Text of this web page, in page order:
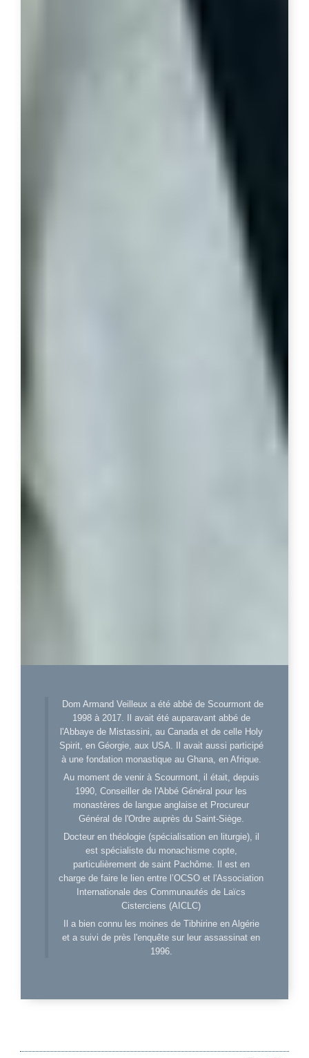
Dom Armand Veilleux a été abbé de Scourmont de
1998 à 2017. Il avait été auparavant abbé de
l'Abbaye de Mistassini, au Canada et de celle Holy
Spirit, en Géorgie, aux USA. Il avait aussi participé
à une fondation monastique au Ghana, en Afrique.
Au moment de venir à Scourmont, il était, depuis
1990, Conseiller de l'Abbé Général pour les
monastères de langue anglaise et Procureur
Général de l'Ordre auprès du Saint-Siège.
Docteur en théologie (spécialisation en liturgie), il
est spécialiste du monachisme copte,
particulièrement de saint Pachôme. Il est en
charge de faire le lien entre l’OCSO et l'Association
Internationale des Communautés de Laïcs
Cisterciens (AICLC)
Il a bien connu les moines de Tibhirine en Algérie
et a suivi de près l'enquête sur leur assassinat en
1996.